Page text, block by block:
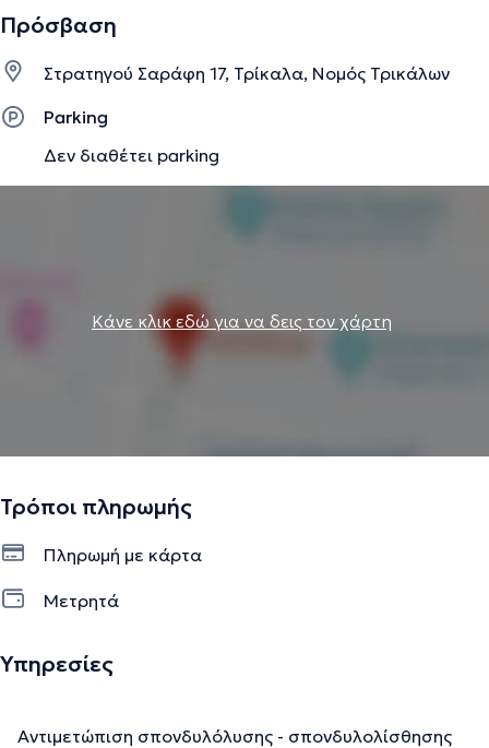
Πρόσβαση
Στρατηγού Σαράφη 17, Τρίκαλα, Νομός Τρικάλων
Parking
Δεν διαθέτει parking
Κάνε κλικ εδώ για να δεις τον χάρτη
Τρόποι πληρωμής
Πληρωμή με κάρτα
Μετρητά
Υπηρεσίες
Αντιμετώπιση σπονδυλόλυσης - σπονδυλολίσθησης